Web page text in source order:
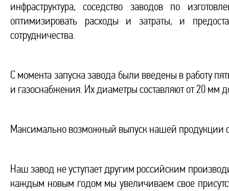
инфраструктура, соседство заводов по
оптимизировать расходы и затраты, и
сотрудничества.
С момента запуска завода были введены в работу
и газоснабжения. Их диаметры составляют от 20 мм
Максимально возможный выпуск нашей продукции
Наш завод не уступает другим российским
каждым новым годом мы увеличиваем свое